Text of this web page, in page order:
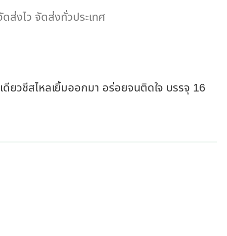
ส่งไว จัดส่งทั่วประเทศ
วชีสไหลเยิ้มออกมา อร่อยจนติดใจ บรรจุ 16